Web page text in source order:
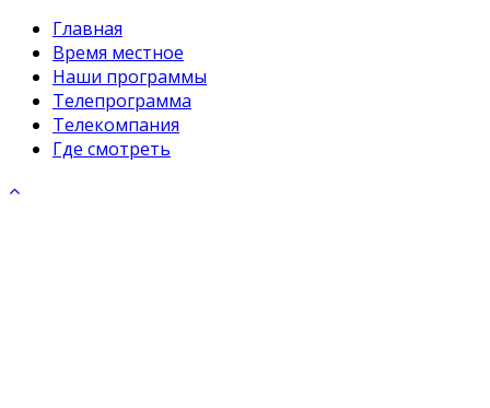
Главная
Время местное
Наши программы
Телепрограмма
Телекомпания
Где смотреть